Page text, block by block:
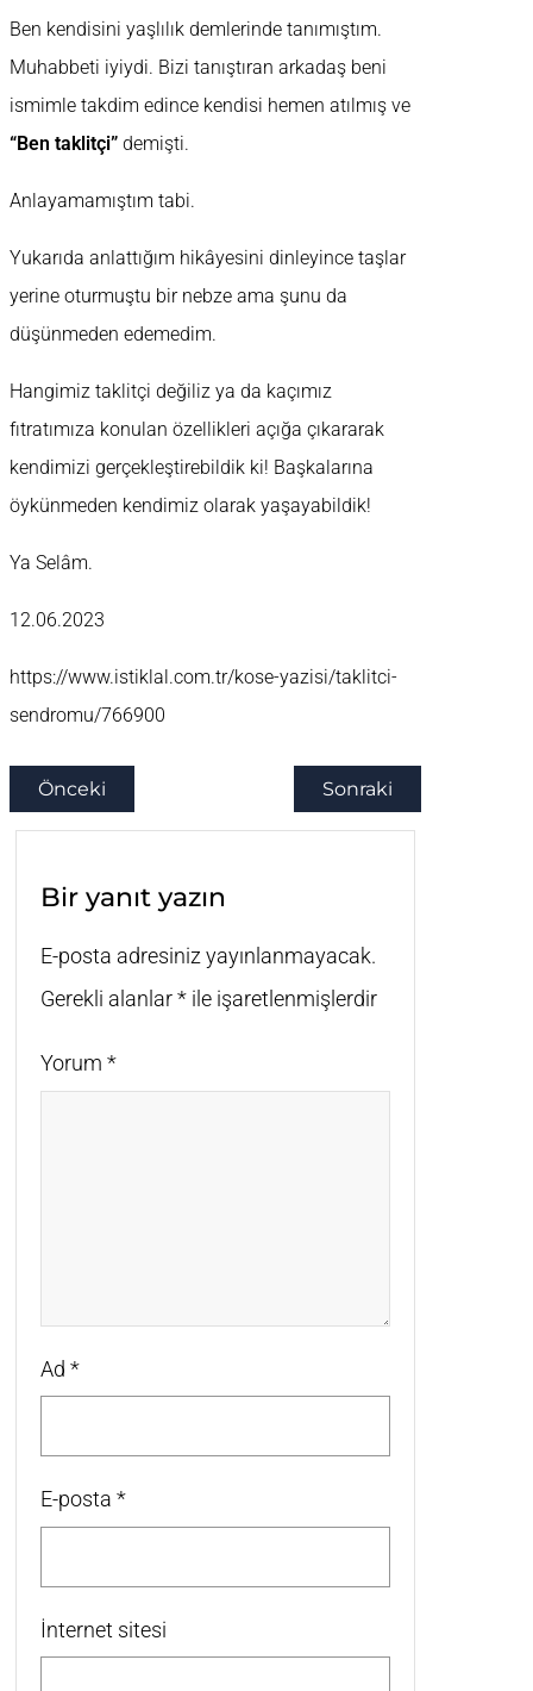
Ben kendisini yaşlılık demlerinde tanımıştım.
Muhabbeti iyiydi. Bizi tanıştıran arkadaş beni
ismimle takdim edince kendisi hemen atılmış ve
“Ben taklitçi” demişti.
Anlayamamıştım tabi.
Yukarıda anlattığım hikâyesini dinleyince taşlar
yerine oturmuştu bir nebze ama şunu da
düşünmeden edemedim.
Hangimiz taklitçi değiliz ya da kaçımız
fıtratımıza konulan özellikleri açığa çıkararak
kendimizi gerçekleştirebildik ki! Başkalarına
öykünmeden kendimiz olarak yaşayabildik!
Ya Selâm.
12.06.2023
https://www.istiklal.com.tr/kose-yazisi/taklitci-
sendromu/766900
Önceki Sonraki
Bir yanıt yazın
E-posta adresiniz yayınlanmayacak.
Gerekli alanlar* ile işaretlenmişlerdir
Yorum *
Ad *
E-posta *
İnternet sitesi